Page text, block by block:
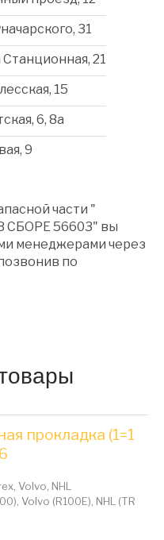
31
Станционная, 21
15
6, 8a
9
части "
56603" вы
менеджерами через
по
прокладка (1=1
Volvo, NHL
Volvo (R100E), NHL (TR